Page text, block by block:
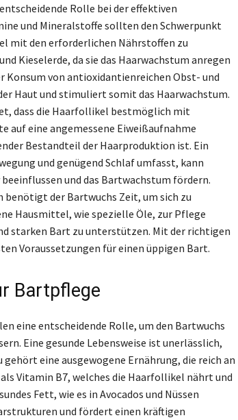
Rolle bei der effektiven
und Mineralstoffe sollten den Schwerpunkt
mit den erforderlichen Nährstoffen zu
Kieselerde, da sie das Haarwachstum anregen
Konsum von antioxidantienreichen Obst- und
Haut und stimuliert somit das Haarwachstum.
dass die Haarfollikel bestmöglich mit
auf eine angemessene Eiweißaufnahme
Bestandteil der Haarproduktion ist. Ein
und genügend Schlaf umfasst, kann
und das Bartwachstum fördern.
der Bartwuchs Zeit, um sich zu
Hausmittel, wie spezielle Öle, zur Pflege
starken Bart zu unterstützen. Mit der richtigen
Voraussetzungen für einen üppigen Bart.
Bartpflege
eine entscheidende Rolle, um den Bartwuchs
Eine gesunde Lebensweise ist unerlässlich,
eine ausgewogene Ernährung, die reich an
Vitamin B7, welches die Haarfollikel nährt und
Fett, wie es in Avocados und Nüssen
und fördert einen kräftigen